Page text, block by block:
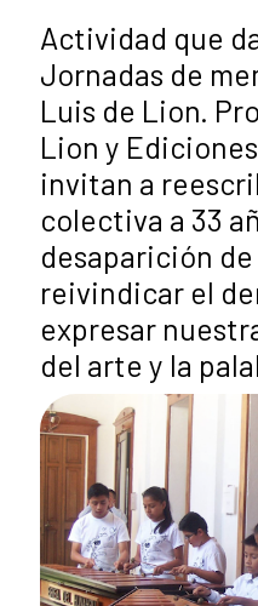
Actividad que
Jornadas de
Luis de Lion.
Lion y
invitan a
colectiva a 33
desaparición
reivindicar el
expresar
del arte y la